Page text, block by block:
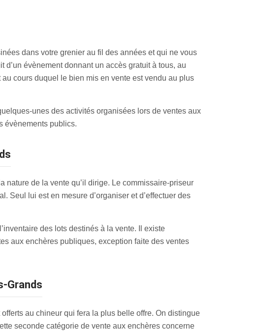
dans votre grenier au fil des années et qui ne vous
évènement donnant un accès gratuit à tous, au
cours duquel le bien mis en vente est vendu au plus
unes des activités organisées lors de ventes aux
évènements publics.
de la vente qu’il dirige. Le commissaire-priseur
Seul lui est en mesure d’organiser et d’effectuer des
des lots destinés à la vente. Il existe
aux enchères publiques, exception faite des ventes
Grands
au chineur qui fera la plus belle offre. On distingue
seconde catégorie de vente aux enchères concerne